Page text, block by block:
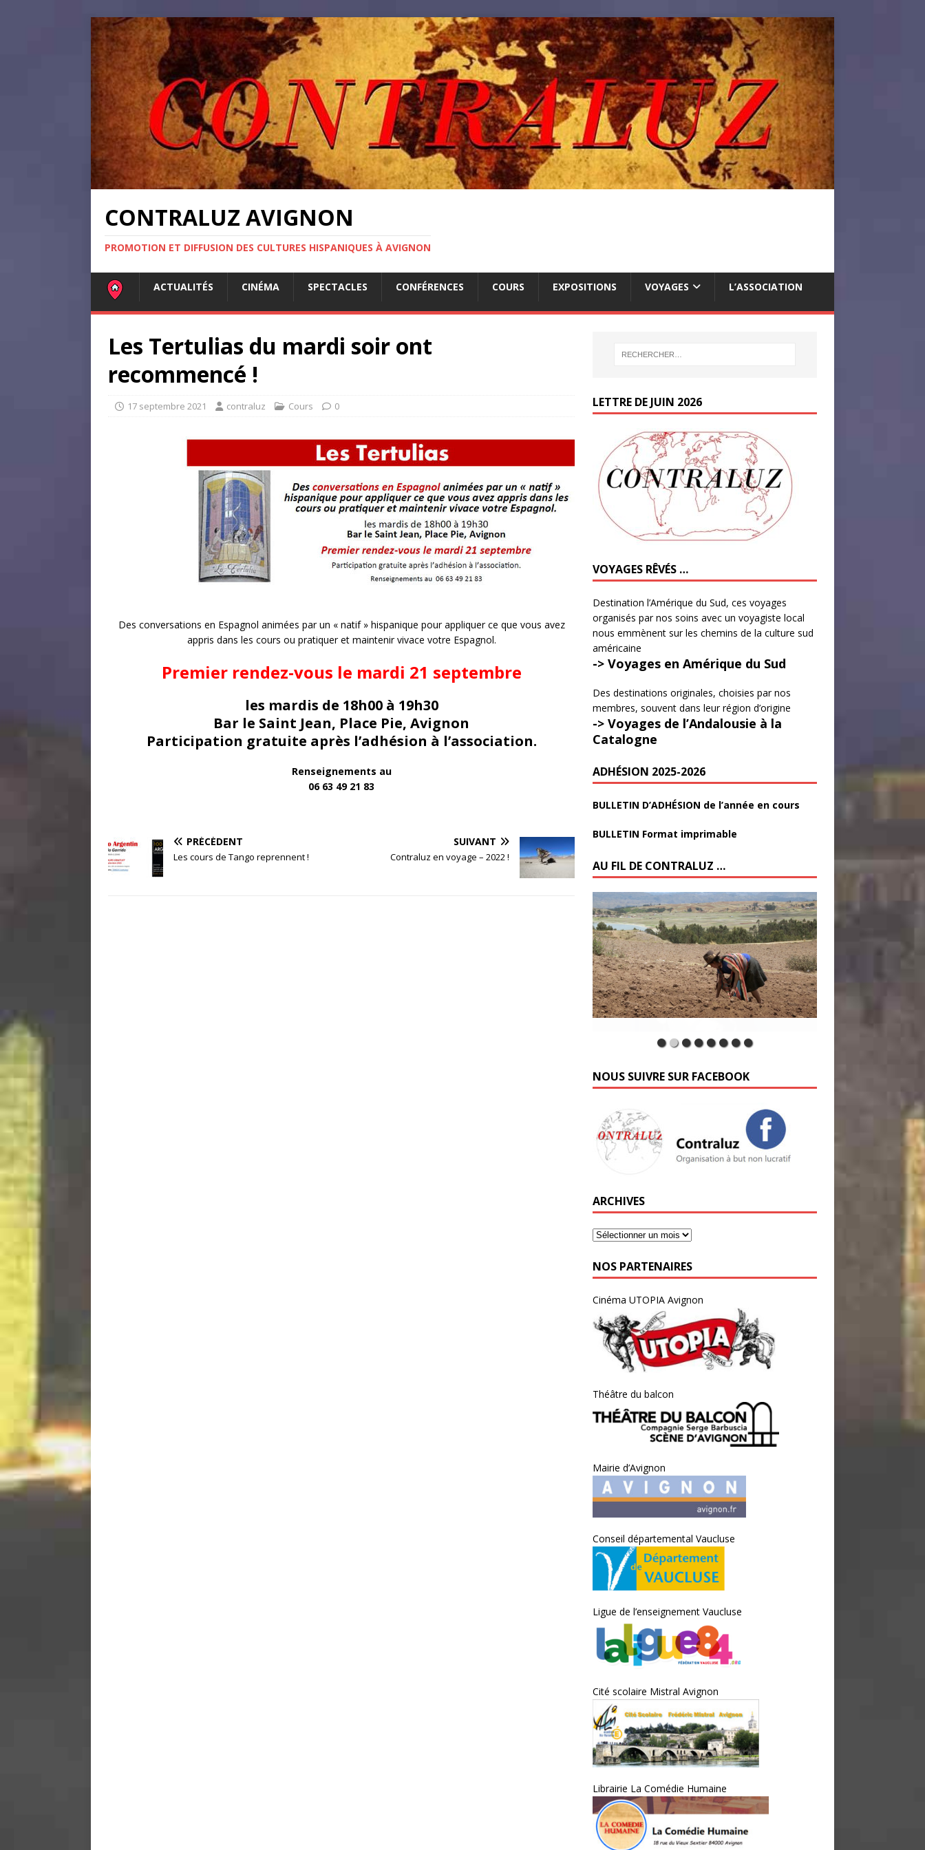
CONTRALUZ AVIGNON
PROMOTION ET DIFFUSION DES CULTURES HISPANIQUES À AVIGNON
ACTUALITÉS CINÉMA SPECTACLES CONFÉRENCES COURS EXPOSITIONS VOYAGES L’ASSOCIATION
Les Tertulias du mardi soir ont
recommencé !
17 septembre 2021 contraluz Cours 0
Des conversations en Espagnol animées par un « natif » hispanique pour appliquer ce que vous avez
appris dans les cours ou pratiquer et maintenir vivace votre Espagnol.
Premier rendez-vous le mardi 21 septembre
les mardis de 18h00 à 19h30
Bar le Saint Jean, Place Pie, Avignon
Participation gratuite après l’adhésion à l’association.
Renseignements au
06 63 49 21 83
PRÉCÉDENT
Les cours de Tango reprennent !
SUIVANT
Contraluz en voyage – 2022 !
LETTRE DE JUIN 2026
VOYAGES RÊVÉS …
Destination l’Amérique du Sud, ces voyages
organisés par nos soins avec un voyagiste local
nous emmènent sur les chemins de la culture sud
américaine
-> Voyages en Amérique du Sud
Des destinations originales, choisies par nos
membres, souvent dans leur région d’origine
-> Voyages de l’Andalousie à la
Catalogne
ADHÉSION 2025-2026
BULLETIN D’ADHÉSION de l’année en cours
BULLETIN Format imprimable
AU FIL DE CONTRALUZ …
NOUS SUIVRE SUR FACEBOOK
ARCHIVES
NOS PARTENAIRES
Cinéma UTOPIA Avignon
Théâtre du balcon
Mairie d’Avignon
Conseil départemental Vaucluse
Ligue de l’enseignement Vaucluse
Cité scolaire Mistral Avignon
Librairie La Comédie Humaine